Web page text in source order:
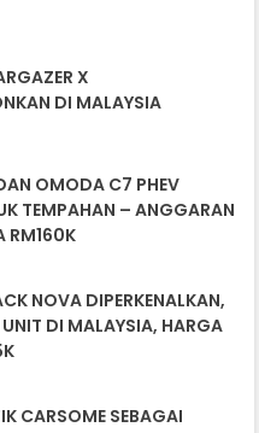
X
DI MALAYSIA
OMODA C7 PHEV
TEMPAHAN – ANGGARAN
RM160K
NOVA DIPERKENALKAN,
DI MALAYSIA, HARGA
CARSOME SEBAGAI